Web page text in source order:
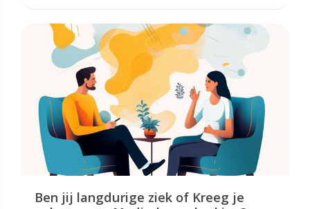
Ben jij langdurige ziek of Kreeg je